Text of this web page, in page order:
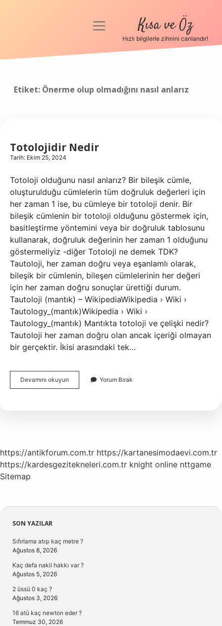
Anasayfa
menüyü
Kısa ve Öz
Hızlı bilgilerle zihnini canlandır!
Etiket: Önerme olup olmadığını nasıl anlarız
Totolojidir Nedir
Tarih: Ekim 25, 2024
Totoloji olduğunu nasıl anlarız? Bir bileşik cümle,
oluşturulduğu cümlelerin tüm doğruluk değerleri için
her zaman 1 ise, bu cümleye bir totoloji denir. Bir
bileşik cümlenin bir totoloji olduğunu göstermek için,
basitleştirme yöntemini veya bir doğruluk tablosunu
kullanarak, doğruluk değerinin her zaman 1 olduğunu
göstermeliyiz -diğer Totoloji ne demek TDK?
Tautoloji, her zaman doğru veya eşanlamlı olarak,
bileşik bir cümlenin, bileşen cümlelerinin her değeri
için her zaman doğru sonuçlar ürettiği durum.
Tautoloji (mantık) – WikipediaWikipedia › Wiki ›
Tautology_(mantık)Wikipedia › Wiki ›
Tautology_(mantık) Mantıkta totoloji ve çelişki nedir?
Tautoloji her zaman doğru olan ancak içeriği olmayan
bir gerçektir. İkisi arasındaki tek…
Devamını okuyun Totolojidir
Nedir
Yorum Bırak
https://antikforum.com.tr https://kartanesimodaevi.com.tr
https://kardesgezitekneleri.com.tr knight online nttgame
Sitemap
Sidebar
SON YAZILAR
Sıfırlama atışı kaç metre ?
Ağustos 8, 2026
Kaç defa nakil hakkı var ?
Ağustos 5, 2026
2 üssü 0 kaç ?
Ağustos 3, 2026
16 atü kaç newton eder ?
Temmuz 30, 2026